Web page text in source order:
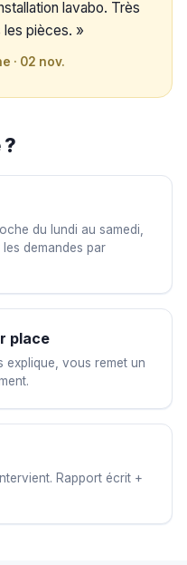
lavabo. Très
pièces. »
· 02 nov.
?
du lundi au samedi,
demandes par
place
explique, vous remet un
Rapport écrit +